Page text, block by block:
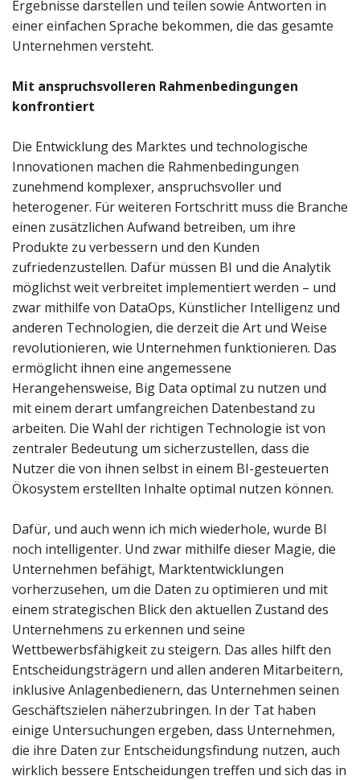
Ergebnisse darstellen und teilen sowie Antworten in
einer einfachen Sprache bekommen, die das gesamte
Unternehmen versteht.
Mit anspruchsvolleren Rahmenbedingungen
konfrontiert
Die Entwicklung des Marktes und technologische
Innovationen machen die Rahmenbedingungen
zunehmend komplexer, anspruchsvoller und
heterogener. Für weiteren Fortschritt muss die Branche
einen zusätzlichen Aufwand betreiben, um ihre
Produkte zu verbessern und den Kunden
zufriedenzustellen. Dafür müssen BI und die Analytik
möglichst weit verbreitet implementiert werden – und
zwar mithilfe von DataOps, Künstlicher Intelligenz und
anderen Technologien, die derzeit die Art und Weise
revolutionieren, wie Unternehmen funktionieren. Das
ermöglicht ihnen eine angemessene
Herangehensweise, Big Data optimal zu nutzen und
mit einem derart umfangreichen Datenbestand zu
arbeiten. Die Wahl der richtigen Technologie ist von
zentraler Bedeutung um sicherzustellen, dass die
Nutzer die von ihnen selbst in einem BI-gesteuerten
Ökosystem erstellten Inhalte optimal nutzen können.
Dafür, und auch wenn ich mich wiederhole, wurde BI
noch intelligenter. Und zwar mithilfe dieser Magie, die
Unternehmen befähigt, Marktentwicklungen
vorherzusehen, um die Daten zu optimieren und mit
einem strategischen Blick den aktuellen Zustand des
Unternehmens zu erkennen und seine
Wettbewerbsfähigkeit zu steigern. Das alles hilft den
Entscheidungsträgern und allen anderen Mitarbeitern,
inklusive Anlagenbedienern, das Unternehmen seinen
Geschäftszielen näherzubringen. In der Tat haben
einige Untersuchungen ergeben, dass Unternehmen,
die ihre Daten zur Entscheidungsfindung nutzen, auch
wirklich bessere Entscheidungen treffen und sich das in